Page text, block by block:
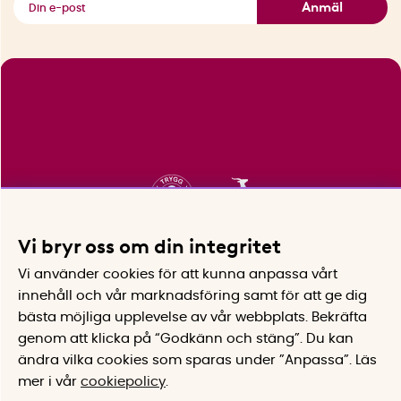
Anmäl
Vi bryr oss om din integritet
Vi använder cookies för att kunna anpassa vårt
innehåll och vår marknadsföring samt för att ge dig
bästa möjliga upplevelse av vår webbplats.
Bekräfta
genom att klicka på “Godkänn och stäng”. Du kan
ändra vilka cookies som sparas under ”Anpassa”.
Läs
mer i vår cookiepolicy